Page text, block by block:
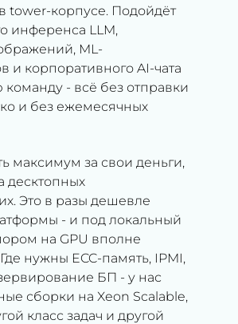
tower-корпусе. Подойдёт
инференса LLM,
ML-
и корпоративного AI-чата
- всё без отправки
и без ежемесячных
максимум за свои деньги,
десктопных
Это в разы дешевле
- и под локальный
на GPU вполне
нужны ECC-память, IPMI,
БП - у нас
сборки на Xeon Scalable,
класс задач и другой